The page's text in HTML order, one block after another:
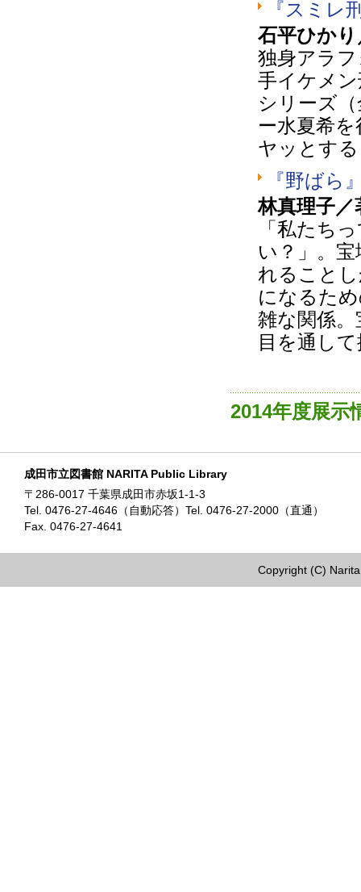
『スミ
石平ひか
独身アラ
手イケメ
シリーズ
ー水夏希
ヤッとす
『野ばら
林真理子
「私たち
い？」。
れること
になるた
雑な関係
目を通し
2014年度展示
成田市立図書館 NARITA Public Library
〒286-0017 千葉県成田市赤坂1-1-3
Tel. 0476-27-4646（自動応答）Tel. 0476-27-2000（直通）
Fax. 0476-27-4641
Copyright (C)